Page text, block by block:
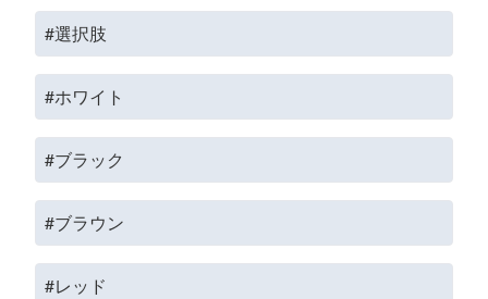
#選択肢
#ホワイト
#ブラック
#ブラウン
#レッド